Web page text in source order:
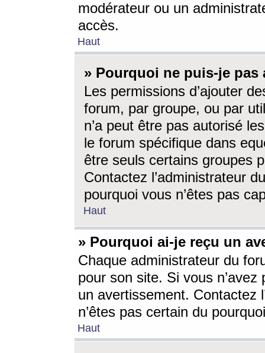
modérateur ou un
accès.
Haut
» Pourquoi ne puis-je
Les permissions d’ajouter
forum, par groupe, ou par
n’a peut être pas autorisé
le forum spécifique dans
être seuls certains groupes
Contactez l’administrateur
pourquoi vous n’êtes pas
Haut
» Pourquoi ai-je reçu un
Chaque administrateur du
pour son site. Si vous
un avertissement. Contactez
n’êtes pas certain du
Haut